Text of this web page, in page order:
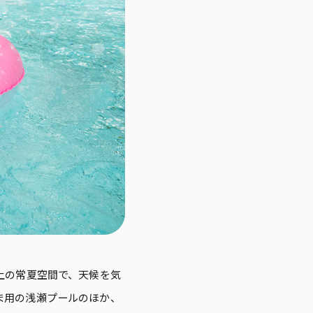
常夏空間で、天候を気
の浅瀬プールのほか、